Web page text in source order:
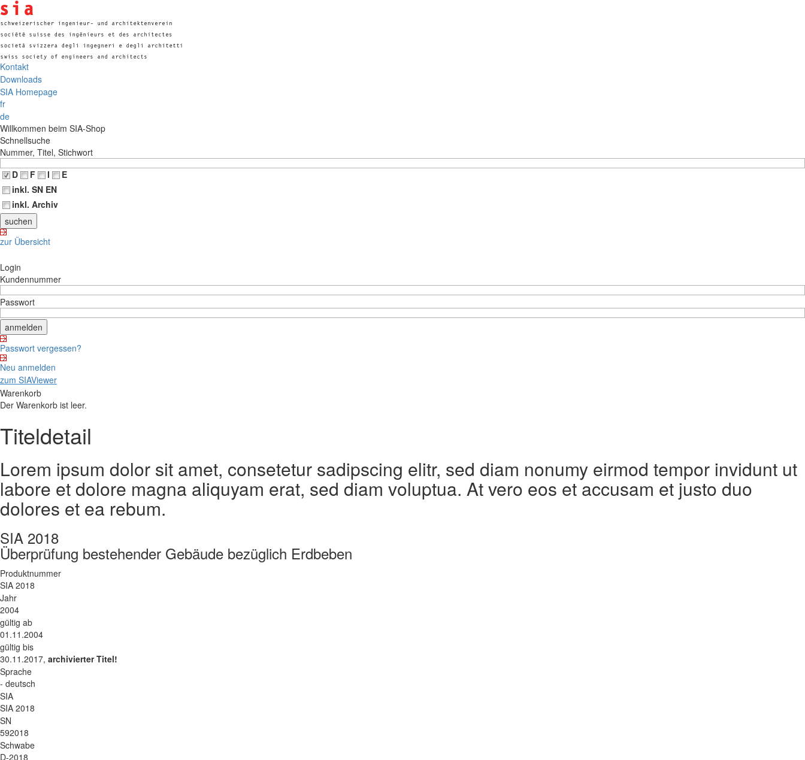
Kontakt
Downloads
SIA Homepage
fr
de
Willkommen beim SIA-Shop
Schnellsuche
Nummer, Titel, Stichwort
D
F I
E
inkl. SN EN
inkl. Archiv
zur Übersicht
Login
Kundennummer
Passwort
Passwort vergessen?
Neu anmelden
zum SIAViewer
Warenkorb
Der Warenkorb ist leer.
Titeldetail
Lorem ipsum dolor sit amet, consetetur sadipscing elitr, sed diam nonumy eirmod tempor invidunt ut
labore et dolore magna aliquyam erat, sed diam voluptua. At vero eos et accusam et justo duo
dolores et ea rebum.
SIA 2018
Überprüfung bestehender Gebäude bezüglich Erdbeben
Produktnummer
SIA 2018
Jahr
2004
gültig ab
01.11.2004
gültig bis
30.11.2017, archivierter Titel!
Sprache
- deutsch
SIA
SIA 2018
SN
592018
Schwabe
D-2018